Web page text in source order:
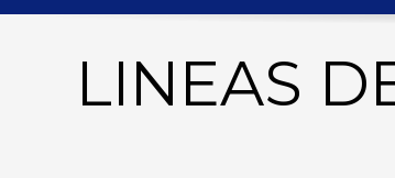
LINEAS